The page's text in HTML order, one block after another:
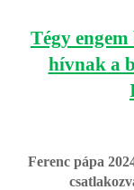
Tégy
hívnak a
Ferenc pápa